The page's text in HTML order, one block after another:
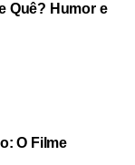
Quê? Humor e
O Filme